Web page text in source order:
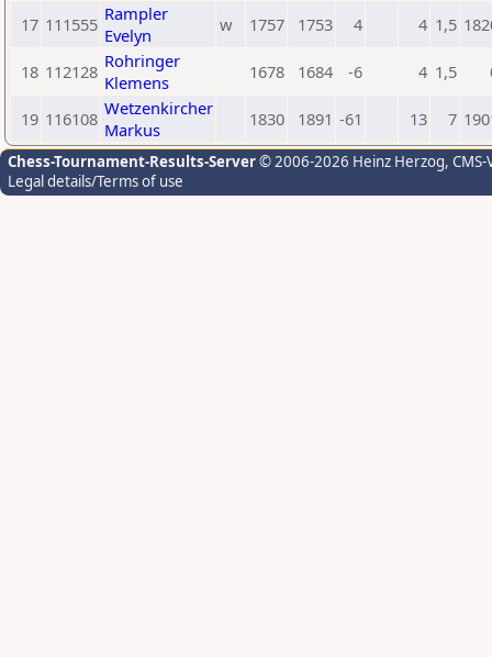
17 111555 Rampler
Evelyn
w 1757 1753 4 4 1,5
18 112128 Rohringer
Klemens
1678 1684 -6 4 1,5
19 116108 Wetzenkircher
Markus
1830 1891 -61 13 7
Chess-Tournament-Results-Server© 2006-2026 Heinz Herzog,
Legal details/Terms of use